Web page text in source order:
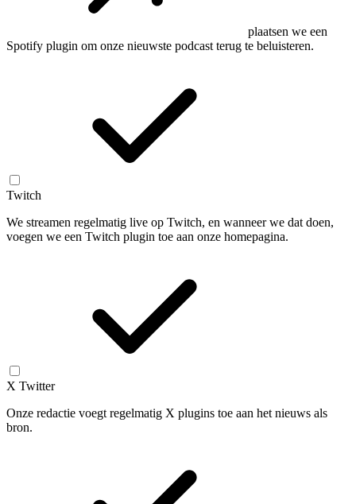
plaatsen we een
Spotify plugin om onze nieuwste podcast terug te beluisteren.
Twitch
We streamen regelmatig live op Twitch, en wanneer we dat doen,
voegen we een Twitch plugin toe aan onze homepagina.
X Twitter
Onze redactie voegt regelmatig X plugins toe aan het nieuws als
bron.